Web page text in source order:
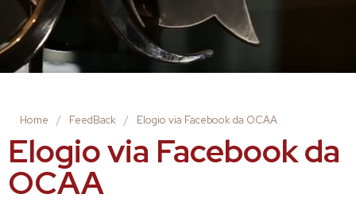
Home / FeedBack / Elogio via Facebook da OCAA
Elogio via Facebook da
OCAA